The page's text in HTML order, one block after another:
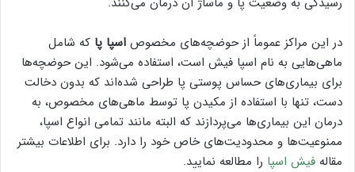
در این مراکز عموماً از حوضچه‌های مخصوص اسپا پا که شامل
ماهی‌هایی به نام اسپا فیش است، استفاده می‌شود. این حوضچه‌ها
برای بیماری‌های حساس پوستی پا طراحی شده‌اند که بدون دخالت
دست، تنها با استفاده از مکیدن پا توسط ماهی‌های مخصوص، به
درمان این بیماری‌ها می‌پردازند که البته مانند تمامی انواع اسپا،
ممنوعیت‌ها و محدودیت‌های خاص خود را دارد. برای اطلاعات بیشتر
مقاله فیش اسپا را مطالعه نمایید.